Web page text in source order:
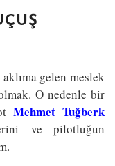
gelen meslek
O nedenle bir
Mehmet Tuğberk
ve pilotluğun